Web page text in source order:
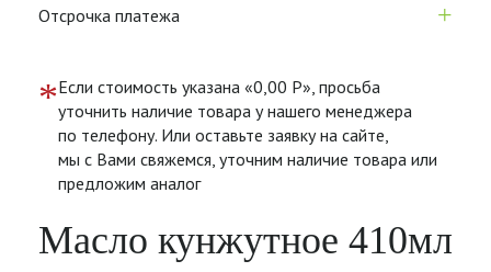
Масло кунжутное 410мл
Отсрочка платежа +
*Если стоимость указана «0,00 Р», просьба
уточнить наличие товара у нашего менеджера
по телефону. Или оставьте заявку на сайте,
мы с Вами свяжемся, уточним наличие товара или
предложим аналог